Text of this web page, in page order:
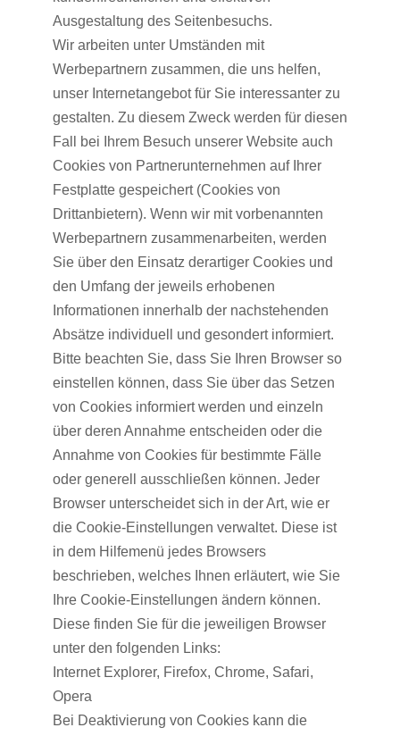
Ausgestaltung des Seitenbesuchs.
Wir arbeiten unter Umständen mit
Werbepartnern zusammen, die uns helfen,
unser Internetangebot für Sie interessanter zu
gestalten. Zu diesem Zweck werden für diesen
Fall bei Ihrem Besuch unserer Website auch
Cookies von Partnerunternehmen auf Ihrer
Festplatte gespeichert (Cookies von
Drittanbietern). Wenn wir mit vorbenannten
Werbepartnern zusammenarbeiten, werden
Sie über den Einsatz derartiger Cookies und
den Umfang der jeweils erhobenen
Informationen innerhalb der nachstehenden
Absätze individuell und gesondert informiert.
Bitte beachten Sie, dass Sie Ihren Browser so
einstellen können, dass Sie über das Setzen
von Cookies informiert werden und einzeln
über deren Annahme entscheiden oder die
Annahme von Cookies für bestimmte Fälle
oder generell ausschließen können. Jeder
Browser unterscheidet sich in der Art, wie er
die Cookie-Einstellungen verwaltet. Diese ist
in dem Hilfemenü jedes Browsers
beschrieben, welches Ihnen erläutert, wie Sie
Ihre Cookie-Einstellungen ändern können.
Diese finden Sie für die jeweiligen Browser
unter den folgenden Links:
Internet Explorer, Firefox, Chrome, Safari,
Opera
Bei Deaktivierung von Cookies kann die